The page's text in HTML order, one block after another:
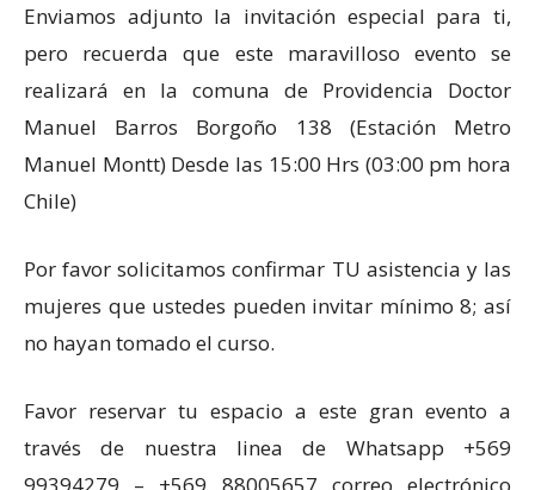
Enviamos adjunto la invitación especial para ti,
pero recuerda que este maravilloso evento se
realizará en la comuna de Providencia Doctor
Manuel Barros Borgoño 138 (Estación Metro
Manuel Montt) Desde las 15:00 Hrs (03:00 pm hora
Chile)
Por favor solicitamos confirmar TU asistencia y las
mujeres que ustedes pueden invitar mínimo 8; así
no hayan tomado el curso.
Favor reservar tu espacio a este gran evento a
través de nuestra linea de Whatsapp +569
99394279 – +569 88005657 correo electrónico